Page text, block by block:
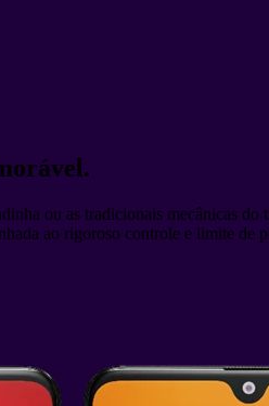
ou as tradicionais mecânicas
ao rigoroso controle e limite